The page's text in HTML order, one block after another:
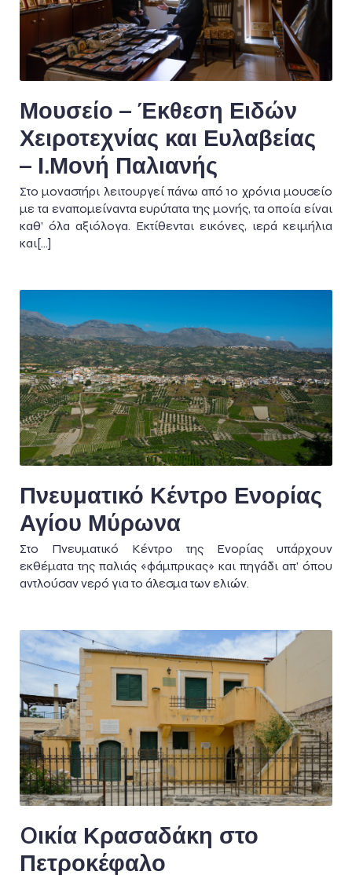
Μουσείο – Έκθεση Ειδών
Χειροτεχνίας και Ευλαβείας
– Ι.Μονή Παλιανής
Στο μοναστήρι λειτουργεί πάνω από 10 χρόνια μουσείο
με τα εναπομείναντα ευρύτατα της μονής, τα οποία είναι
καθ’ όλα αξιόλογα. Εκτίθενται εικόνες, ιερά κειμήλια
και[…]
Πνευματικό Κέντρο Ενορίας
Αγίου Μύρωνα
Στο Πνευματικό Κέντρο της Ενορίας υπάρχουν
εκθέματα της παλιάς «φάμπρικας» και πηγάδι απ’ όπου
αντλούσαν νερό για το άλεσμα των ελιών.
Oικία Κρασαδάκη στο
Πετροκέφαλο